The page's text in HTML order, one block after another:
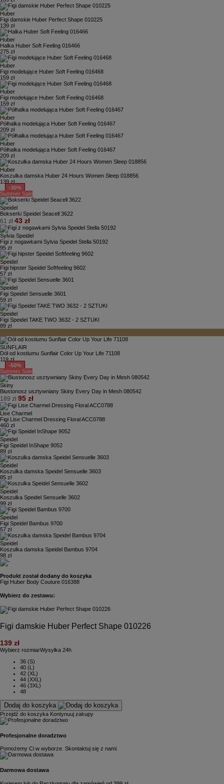
Huber
Figi damskie Huber Perfect Shape 010225
139 zł
Huber
Halka Huber Soft Feeling 016466
275 zł
Huber
Figi modelujące Huber Soft Feeling 016468
159 zł
Huber
Figi modelujące Huber Soft Feeling 016468
159 zł
Huber
Półhalka modelująca Huber Soft Feeling 016467
209 zł
Huber
Półhalka modelująca Huber Soft Feeling 016467
209 zł
Huber
Koszulka damska Huber 24 Hours Women Sleep 018856
139 zł
-30%
Summer Sale
Speidel
Bokserki Speidel Seacell 3622
61 zł 43 zł
Sylvia Speidel
Figi z nogawkami Sylvia Speidel Stella 50192
95 zł
Speidel
Figi hipster Speidel Softfeeling 9602
57 zł
Speidel
Figi Speidel Sensuelle 3601
59 zł
Speidel
Figi Speidel TAKE TWO 3632 - 2 SZTUKI
89 zł
SUNFLAIR
Dół od kostiumu Sunflair Color Up Your Life 71108
119 zł
-50%
Summer Sale
Skiny
Biustonosz usztywniany Skiny Every Day in Mesh 080542
189 zł 95 zł
Lise Charmel
Figi Lise Charmel Dressing Floral ACC0788
460 zł
Speidel
Figi Speidel InShape 9052
89 zł
Speidel
Koszulka damska Speidel Sensuelle 3603
85 zł
Speidel
Koszulka Speidel Sensuelle 3602
99 zł
Speidel
Figi Speidel Bambus 9700
57 zł
Speidel
Koszulka damska Speidel Bambus 9704
98 zł
Produkt został dodany do koszyka
Figi Huber Body Couture 016388
Wybierz do zestawu:
Figi damskie Huber Perfect Shape 010226
139 zł
Wybierz rozmiarWysyłka 24h
36 (S)
40 (L)
42 (XL)
44 (XXL)
46 (3XL)
48
Dodaj do koszyka
Przejdź do koszyka Kontynuuj zakupy
Profesjonalne doradztwo
Pomożemy Ci w wyborze. Skontaktuj się z nami.
Darmowa dostawa